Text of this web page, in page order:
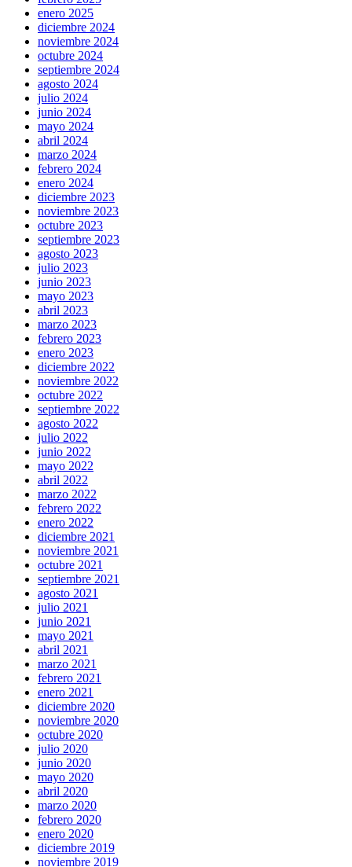
enero 2025
diciembre 2024
noviembre 2024
octubre 2024
septiembre 2024
agosto 2024
julio 2024
junio 2024
mayo 2024
abril 2024
marzo 2024
febrero 2024
enero 2024
diciembre 2023
noviembre 2023
octubre 2023
septiembre 2023
agosto 2023
julio 2023
junio 2023
mayo 2023
abril 2023
marzo 2023
febrero 2023
enero 2023
diciembre 2022
noviembre 2022
octubre 2022
septiembre 2022
agosto 2022
julio 2022
junio 2022
mayo 2022
abril 2022
marzo 2022
febrero 2022
enero 2022
diciembre 2021
noviembre 2021
octubre 2021
septiembre 2021
agosto 2021
julio 2021
junio 2021
mayo 2021
abril 2021
marzo 2021
febrero 2021
enero 2021
diciembre 2020
noviembre 2020
octubre 2020
julio 2020
junio 2020
mayo 2020
abril 2020
marzo 2020
febrero 2020
enero 2020
diciembre 2019
noviembre 2019